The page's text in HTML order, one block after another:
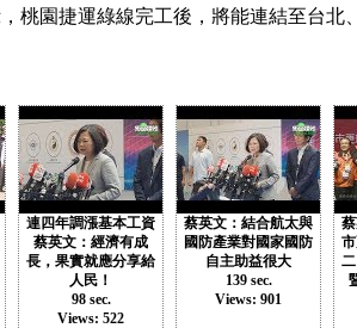
園捷運綠線完工後，將能連結至台北
連四年調漲基本工資
蔡英文：經濟有成
長，果實就應分享給
人民！
98 sec.
Views: 522
蔡英文：結合航太與
國防產業對國家國防
自主助益很大
139 sec.
Views: 901